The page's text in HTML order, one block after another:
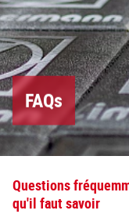
FAQs
Questions
qu'il faut savoir